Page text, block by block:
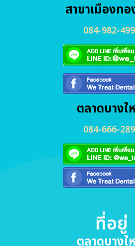
สาขาเมืองทอ
084-982-
ตลาดบาง
084-666-
ที่อยู่
ตลาดบาง